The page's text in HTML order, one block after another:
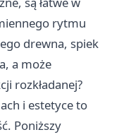
rytmu
drewna, spiek
a może
rozkładanej?
i estetyce to
Poniższy